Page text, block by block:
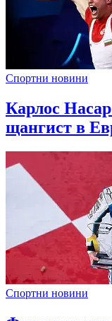
Спортни новини
Карлос
щангист в
Спортни новини